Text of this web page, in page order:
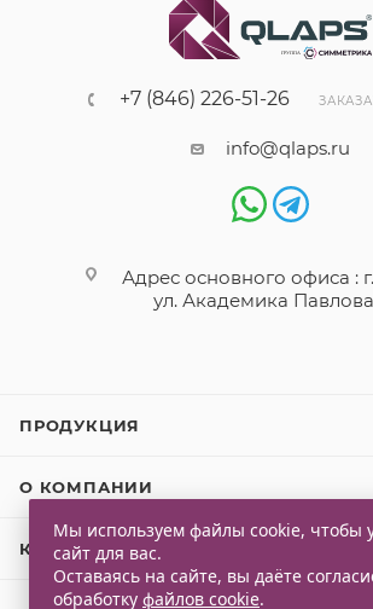
+7 (846) 226-51-26
info@qlaps.ru
Адрес основного офиса :
ул. Академика
ПРОДУКЦИЯ
О КОМПАНИИ
КЛИЕНТАМ
Мы используем файлы cookie, чтобы
сайт для вас.
Оставаясь на сайте, вы даёте
обработку файлов cookie.